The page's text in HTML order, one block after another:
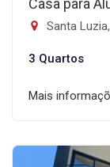
Casa para
Santa
3 Quartos
Mais